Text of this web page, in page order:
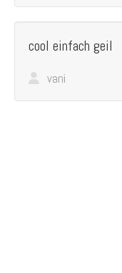
cool einfach geil
vani